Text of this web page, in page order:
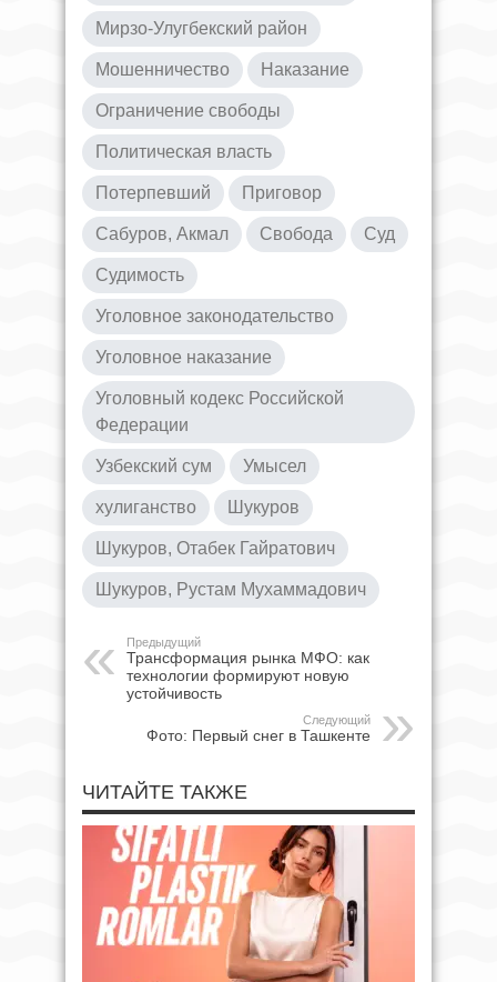
Мирзо-Улугбекский район
Мошенничество Наказание
Ограничение свободы
Политическая власть
Потерпевший Приговор
Сабуров, Акмал Свобода Суд
Судимость
Уголовное законодательство
Уголовное наказание
Уголовный кодекс Российской
Федерации
Узбекский сум Умысел
хулиганство Шукуров
Шукуров, Отабек Гайратович
Шукуров, Рустам Мухаммадович
Предыдущий
Трансформация рынка МФО: как
технологии формируют новую
устойчивость
Следующий
Фото: Первый снег в Ташкенте
ЧИТАЙТЕ ТАКЖЕ